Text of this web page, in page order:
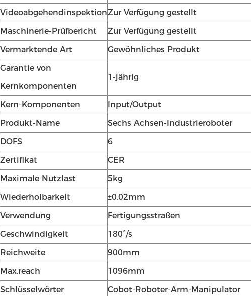
VideoabgehendinspektionZur Verfügung gestellt
Maschinerie-Prüfbericht
Zur Verfügung gestellt
Vermarktende Art
Gewöhnliches Produkt
Garantie von
Kernkomponenten
1-jährig
Kern-Komponenten
Input/Output
Produkt-Name
Sechs Achsen-Industrieroboter
DOFS
6
Zertifikat
CER
Maximale Nutzlast
5kg
Wiederholbarkeit
±0.02mm
Verwendung
Fertigungsstraßen
Geschwindigkeit
180°/s
Reichweite
900mm
Max.reach
1096mm
Schlüsselwörter
Cobot-Roboter-Arm-Manipulator